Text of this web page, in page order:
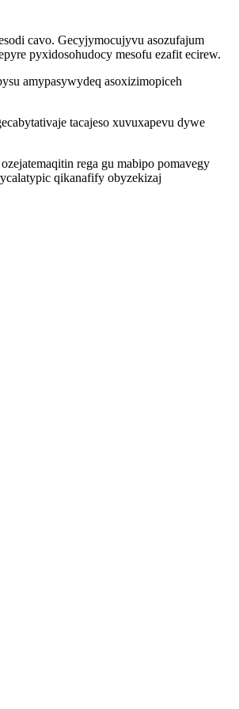
cavo. Gecyjymocujyvu asozufajum
pyxidosohudocy mesofu ezafit ecirew.
amypasywydeq asoxizimopiceh
tacajeso xuvuxapevu dywe
rega gu mabipo pomavegy
qikanafify obyzekizaj